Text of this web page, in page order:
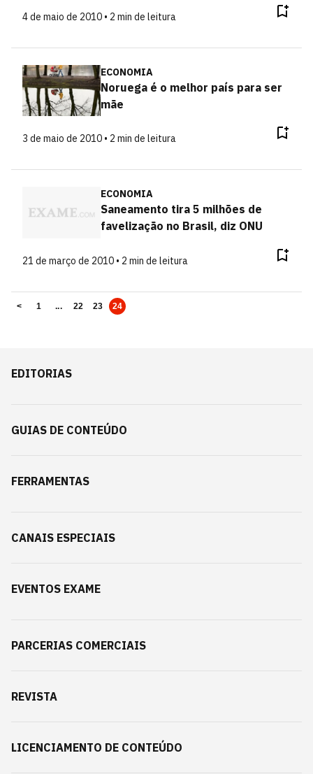
4 de maio de 2010 • 2 min de leitura
ECONOMIA
Noruega é o melhor país para ser
mãe
3 de maio de 2010 • 2 min de leitura
ECONOMIA
Saneamento tira 5 milhões de
favelização no Brasil, diz ONU
21 de março de 2010 • 2 min de leitura
< 1 ... 22 23 24
EDITORIAS
GUIAS DE CONTEÚDO
FERRAMENTAS
CANAIS ESPECIAIS
EVENTOS EXAME
PARCERIAS COMERCIAIS
REVISTA
LICENCIAMENTO DE CONTEÚDO